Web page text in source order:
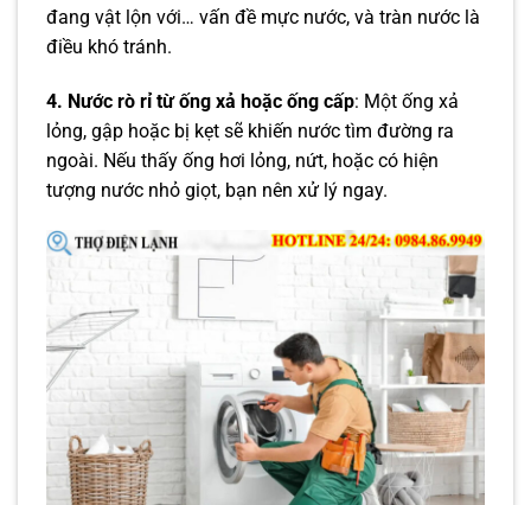
đang vật lộn với… vấn đề mực nước, và tràn nước là
điều khó tránh.
4. Nước rò rỉ từ ống xả hoặc ống cấp: Một ống xả
lỏng, gập hoặc bị kẹt sẽ khiến nước tìm đường ra
ngoài. Nếu thấy ống hơi lỏng, nứt, hoặc có hiện
tượng nước nhỏ giọt, bạn nên xử lý ngay.